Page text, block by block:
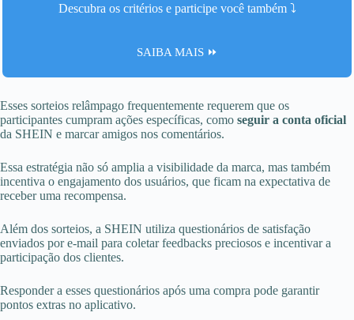
Descubra os critérios e participe você também ⤵️
SAIBA MAIS ⏩
Esses sorteios relâmpago frequentemente requerem que os
participantes cumpram ações específicas, como seguir a conta oficial
da SHEIN e marcar amigos nos comentários.
Essa estratégia não só amplia a visibilidade da marca, mas também
incentiva o engajamento dos usuários, que ficam na expectativa de
receber uma recompensa.
Além dos sorteios, a SHEIN utiliza questionários de satisfação
enviados por e-mail para coletar feedbacks preciosos e incentivar a
participação dos clientes.
Responder a esses questionários após uma compra pode garantir
pontos extras no aplicativo.